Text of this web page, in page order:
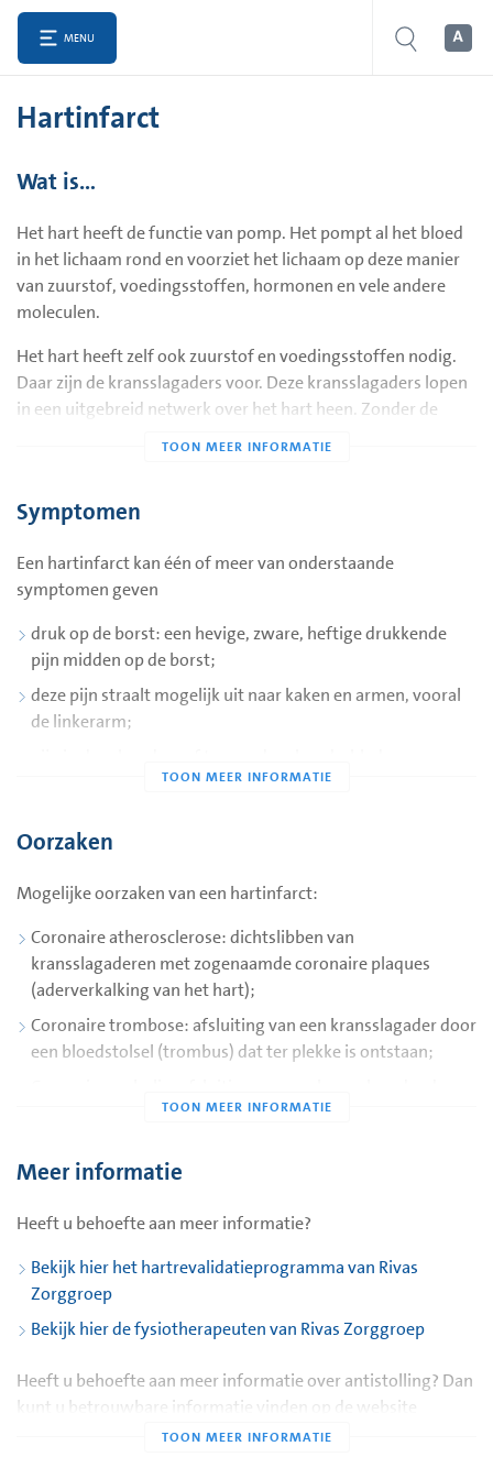
MENU
Hartinfarct
Wat is…
Het hart heeft de functie van pomp. Het pompt al het bloed
in het lichaam rond en voorziet het lichaam op deze manier
van zuurstof, voedingsstoffen, hormonen en vele andere
moleculen.
Het hart heeft zelf ook zuurstof en voedingsstoffen nodig.
Daar zijn de kransslagaders voor. Deze kransslagaders lopen
in een uitgebreid netwerk over het hart heen. Zonder de
Een hartinfarct is een beschadiging van de hartspier. De
beschadiging ontstaat als de hartspier een tijd te weinig
zuurstof krijgt. Per jaar krijgen drie van de 1000 mannen en
twee van de 1000 vrouwen een hartinfarct.
Bloed neemt in de longen zuurstof op en brengt dit via de
kransslagaderen naar de hartspier. Bij een hartinfarct is een
deel van de kransslagaders verstopt. Hierdoor kan er geen
bloed meer door. Het deel van het hart wat achter de
verstopping ligt, mist zo zuurstof en voedingsstoffen.
Symptomen
Een hartinfarct kan één of meer van onderstaande
symptomen geven
druk op de borst: een hevige, zware, heftige drukkende
pijn midden op de borst;
deze pijn straalt mogelijk uit naar kaken en armen, vooral
de linkerarm;
kortademigheid;
onrustig gevoel, angst;
abnormale moeheid.
Oorzaken
Mogelijke oorzaken van een hartinfarct:
Coronaire atherosclerose: dichtslibben van
kransslagaderen met zogenaamde coronaire plaques
(aderverkalking van het hart);
Coronaire trombose: afsluiting van een kransslagader door
een bloedstolsel (trombus) dat ter plekke is ontstaan;
een bloedstolsel, weefselresten of luchtbel (embolus) dat
terecht is gekomen;
kransslagader door samentrekking (spasme) van de
vaatwand.
Risicofactoren van een hoge bloeddruk:
Hoog cholesterol;
overgewicht; diabetes mellitus (suikerziekte);
Meer informatie
Heeft u behoefte aan meer informatie?
Bekijk hier het hartrevalidatieprogramma van Rivas
Zorggroep
Bekijk hier de fysiotherapeuten van Rivas Zorggroep
Heeft u behoefte aan meer informatie over antistolling? Dan
kunt u betrouwbare informatie vinden op de website
www.allesoverantistolling.nl